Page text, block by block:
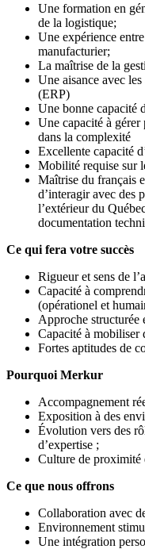
Une formation en
de la logistique;
Une expérience
manufacturier;
La maîtrise de la
Une aisance avec
(ERP)
Une bonne capacité
Une capacité à gérer
dans la complexité
Excellente capacité
Mobilité requise sur
Maîtrise du français
d’interagir avec des
l’extérieur du
documentation
Ce qui fera votre succès
Rigueur et sens de
Capacité à
(opérationel et
Approche structurée
Capacité à mobiliser
Fortes aptitudes de
Pourquoi Merkur
Accompagnement
Exposition à des
Évolution vers des
d’expertise ;
Culture de proximité
Ce que nous offrons
Collaboration avec
Environnement
Une intégration